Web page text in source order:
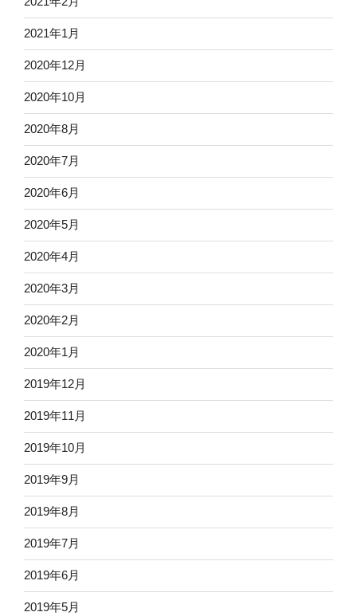
2021年1月
2020年12月
2020年10月
2020年8月
2020年7月
2020年6月
2020年5月
2020年4月
2020年3月
2020年2月
2020年1月
2019年12月
2019年11月
2019年10月
2019年9月
2019年8月
2019年7月
2019年6月
2019年5月